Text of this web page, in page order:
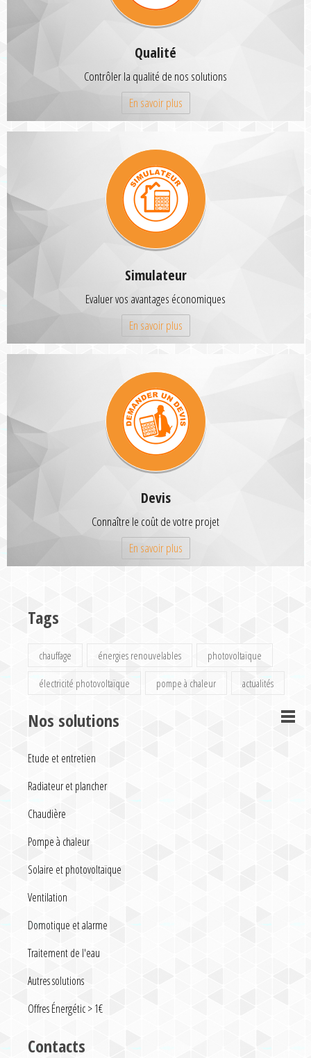
Qualité
Contrôler la qualité de nos solutions
En savoir plus
Simulateur
Evaluer vos avantages économiques
En savoir plus
Devis
Connaître le coût de votre projet
En savoir plus
Tags
chauffage énergies renouvelables
photovoltaïque
électricité photovoltaïque
pompe à chaleur actualités
Nos solutions
Etude et entretien
Radiateur et plancher
Chaudière
Pompe à chaleur
Solaire et photovoltaïque
Ventilation
Domotique et alarme
Traitement de l'eau
Autres solutions
Offres Énergétic > 1€
Contacts